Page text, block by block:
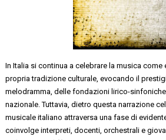
In Italia si continua a celebrare la musica
propria tradizione culturale, evocando il
melodramma, delle fondazioni lirico-
nazionale. Tuttavia, dietro questa narrazione
musicale italiano attraversa una fase di
coinvolge interpreti, docenti, orchestrali e